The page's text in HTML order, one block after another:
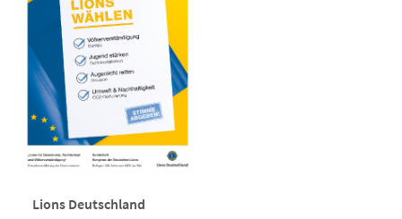
Lions Deutschland